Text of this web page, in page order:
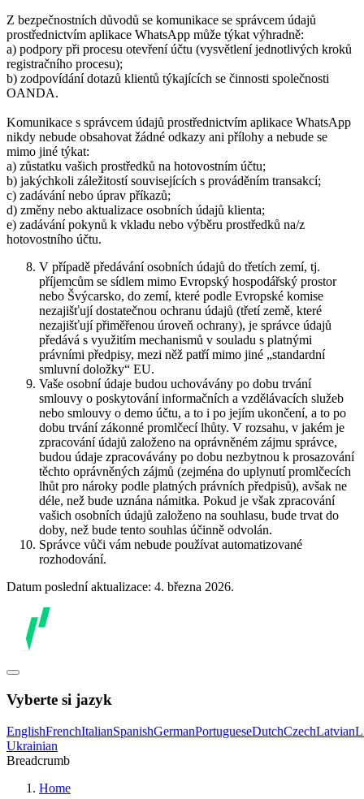
Z bezpečnostních důvodů se komunikace se správcem údajů
prostřednictvím aplikace WhatsApp může týkat výhradně:
a) podpory při procesu otevření účtu (vysvětlení jednotlivých kroků
registračního procesu);
b) zodpovídání dotazů klientů týkajících se činnosti společnosti
OANDA.
Komunikace s správcem údajů prostřednictvím aplikace WhatsApp
nikdy nebude obsahovat žádné odkazy ani přílohy a nebude se
mimo jiné týkat:
a) zůstatku vašich prostředků na hotovostním účtu;
b) jakýchkoli záležitostí souvisejících s prováděním transakcí;
c) zadávání nebo úprav příkazů;
d) změny nebo aktualizace osobních údajů klienta;
e) zadávání pokynů k vkladu nebo výběru prostředků na/z
hotovostního účtu.
V případě předávání osobních údajů do třetích zemí, tj.
příjemcům se sídlem mimo Evropský hospodářský prostor
nebo Švýcarsko, do zemí, které podle Evropské komise
nezajišťují dostatečnou ochranu údajů (třetí země, které
nezajišťují přiměřenou úroveň ochrany), je správce údajů
předává s využitím mechanismů v souladu s platnými
právními předpisy, mezi něž patří mimo jiné „standardní
smluvní doložky“ EU.
Vaše osobní údaje budou uchovávány po dobu trvání
smlouvy o poskytování informačních a vzdělávacích služeb
nebo smlouvy o demo účtu, a to i po jejím ukončení, a to po
dobu trvání zákonné promlčecí lhůty. V rozsahu, v jakém je
zpracování údajů založeno na oprávněném zájmu správce,
budou údaje zpracovávány po dobu nezbytnou k prosazování
těchto oprávněných zájmů (zejména do uplynutí promlčecích
lhůt pro nároky podle platných právních předpisů), avšak ne
déle, než bude uznána námitka. Pokud je však zpracování
vašich osobních údajů založeno na souhlasu, bude trvat do
doby, než bude tento souhlas účinně odvolán.
Správce vůči vám nebude používat automatizované
rozhodování.
Datum poslední aktualizace: 4. března 2026.
Vyberte si jazyk
EnglishFrenchItalianSpanishGermanPortugueseDutchCzechLatvian
Ukrainian
Breadcrumb
Home